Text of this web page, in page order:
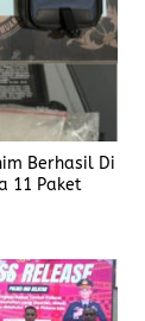
Berhasil Di
11 Paket